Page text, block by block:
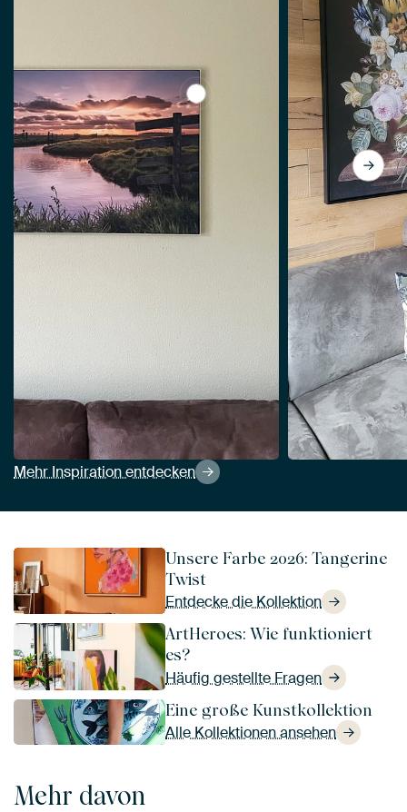
Mehr Inspiration entdecken
View Polderlandschaft im
Unsere Farbe 2026: Tangerine
Twist
Entdecke die Kollektion
ArtHeroes: Wie funktioniert
es?
Häufig gestellte Fragen
Eine große Kunstkollektion
Alle Kollektionen ansehen
Mehr davon